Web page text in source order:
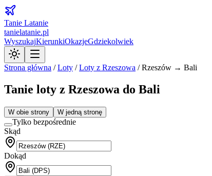
Tanie Latanie
tanielatanie.pl
WyszukajKierunkiOkazjeGdziekolwiek
Strona główna /Loty /Loty z Rzeszowa /Rzeszów → Bali
Tanie loty z Rzeszowa do Bali
W obie strony W jedną stronę
Tylko bezpośrednie
Skąd
Dokąd